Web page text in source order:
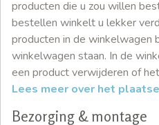
producten die u zou willen
bestellen winkelt u lekker
producten in de winkelwagen
winkelwagen staan. In de
een product verwijderen of
Lees meer over het
Bezorging & montage